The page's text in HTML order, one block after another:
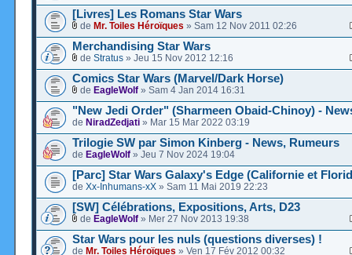
[Livres] Les Romans Star Wars
de Mr. Toiles Héroïques » Sam 12 Nov 2011 02:26
Merchandising Star Wars
de Stratus » Jeu 15 Nov 2012 12:16
Comics Star Wars (Marvel/Dark Horse)
de EagleWolf » Sam 4 Jan 2014 16:31
"New Jedi Order" (Sharmeen Obaid-Chinoy) -
de NiradZedjati » Mar 15 Mar 2022 03:19
Trilogie SW par Simon Kinberg - News, Rumeurs
de EagleWolf » Jeu 7 Nov 2024 19:04
[Parc] Star Wars Galaxy's Edge (Californie et
de Xx-Inhumans-xX » Sam 11 Mai 2019 22:23
[SW] Célébrations, Expositions, Arts, D23
de EagleWolf » Mer 27 Nov 2013 19:38
Star Wars pour les nuls (questions diverses) !
de Mr. Toiles Héroïques » Ven 17 Fév 2012 00:32